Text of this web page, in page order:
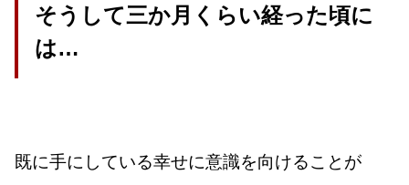
そうして三か月くらい経った頃に
は…
既に手にしている幸せに意識を向けることが